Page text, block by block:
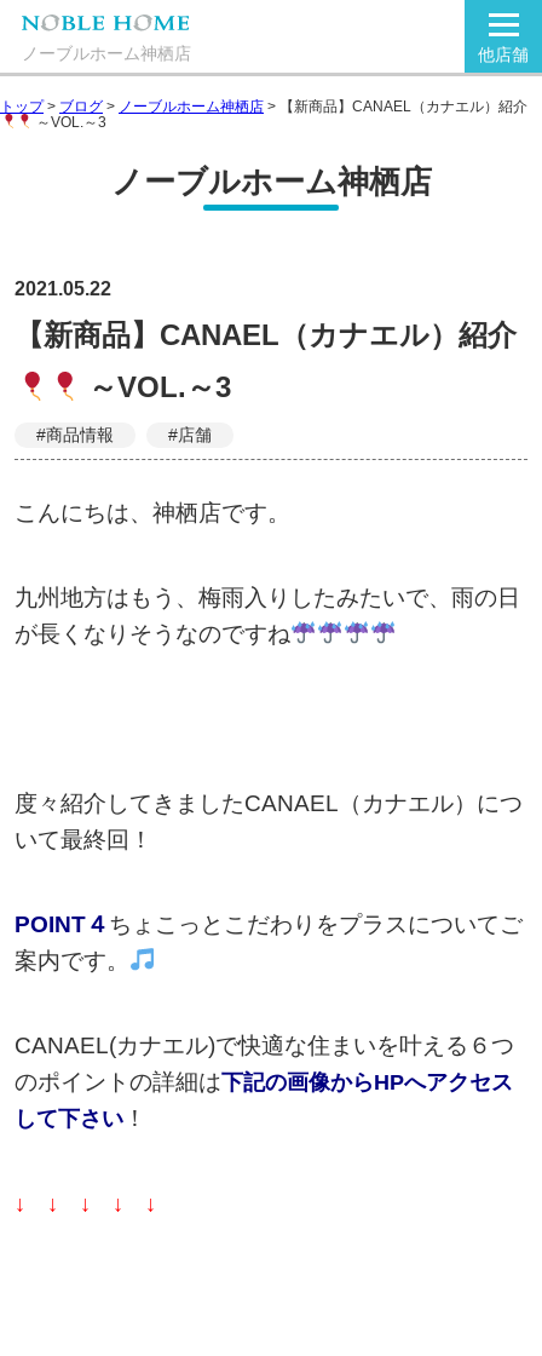
ノーブルホーム神栖店 他店舗
トップ> ブログ > ノーブルホーム神栖店 >
【新商品】CANAEL（カナエル）紹介
～VOL.～3
ノーブルホーム神栖店
2021.05.22
【新商品】CANAEL（カナエル）紹介
～VOL.～3
#商品情報 #店舗
こんにちは、神栖店です。
九州地方はもう、梅雨入りしたみたいで、雨の日
が長くなりそうなのですね
度々紹介してきましたCANAEL（カナエル）につ
いて最終回！
POINT４ちょこっとこだわりをプラスについてご
案内です。
CANAEL(カナエル)で快適な住まいを叶える６つ
のポイントの詳細は下記の画像からHPへアクセス
して下さい！
↓ ↓ ↓ ↓ ↓